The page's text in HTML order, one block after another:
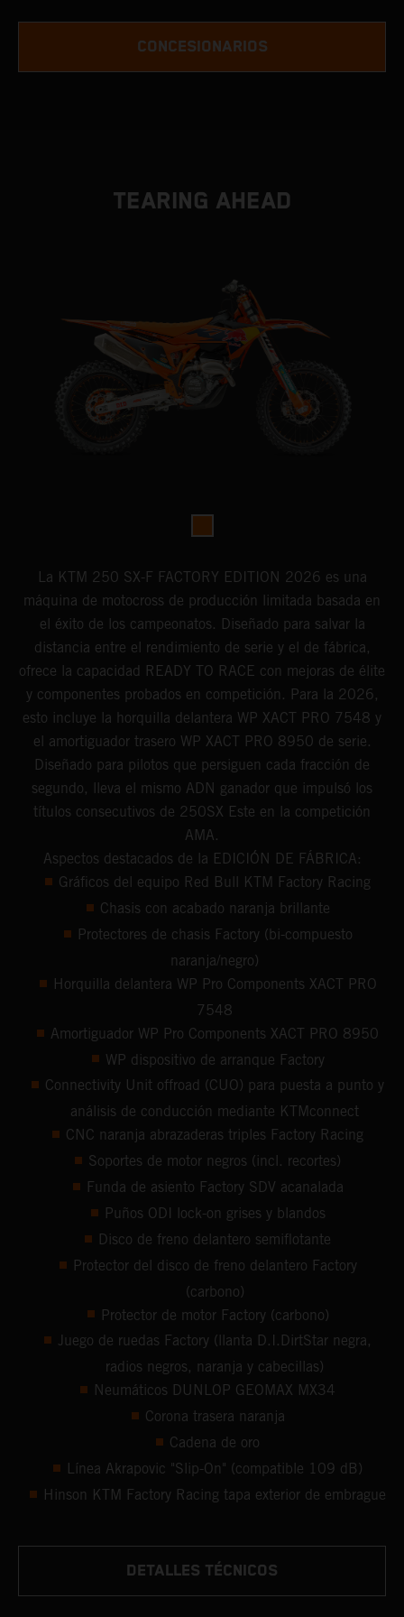
CONCESIONARIOS
TEARING AHEAD
La KTM 250 SX-F FACTORY EDITION 2026 es una
máquina de motocross de producción limitada basada en
el éxito de los campeonatos. Diseñado para salvar la
distancia entre el rendimiento de serie y el de fábrica,
ofrece la capacidad READY TO RACE con mejoras de élite
y componentes probados en competición. Para la 2026,
esto incluye la horquilla delantera WP XACT PRO 7548 y
el amortiguador trasero WP XACT PRO 8950 de serie.
Diseñado para pilotos que persiguen cada fracción de
segundo, lleva el mismo ADN ganador que impulsó los
títulos consecutivos de 250SX Este en la competición
AMA.
Aspectos destacados de la EDICIÓN DE FÁBRICA:
Gráficos del equipo Red Bull KTM Factory Racing
Chasis con acabado naranja brillante
Protectores de chasis Factory (bi-compuesto
naranja/negro)
Horquilla delantera WP Pro Components XACT PRO
7548
Amortiguador WP Pro Components XACT PRO 8950
WP dispositivo de arranque Factory
Connectivity Unit offroad (CUO) para puesta a punto y
análisis de conducción mediante KTMconnect
CNC naranja abrazaderas triples Factory Racing
Soportes de motor negros (incl. recortes)
Funda de asiento Factory SDV acanalada
Puños ODI lock-on grises y blandos
Disco de freno delantero semiflotante
Protector del disco de freno delantero Factory
(carbono)
Protector de motor Factory (carbono)
Juego de ruedas Factory (llanta D.I.DirtStar negra,
radios negros, naranja y cabecillas)
Neumáticos DUNLOP GEOMAX MX34
Corona trasera naranja
Cadena de oro
Línea Akrapovic "Slip-On" (compatible 109 dB)
Hinson KTM Factory Racing tapa exterior de embrague
DETALLES TÉCNICOS